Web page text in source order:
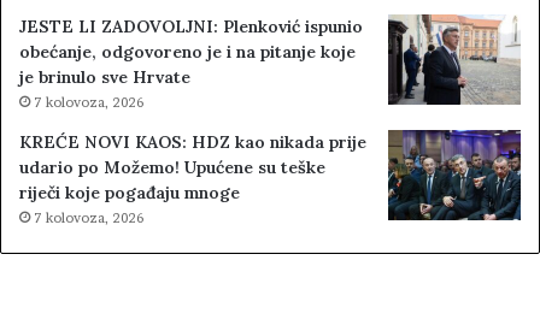
JESTE LI ZADOVOLJNI: Plenković ispunio
obećanje, odgovoreno je i na pitanje koje
je brinulo sve Hrvate
7 kolovoza, 2026
KREĆE NOVI KAOS: HDZ kao nikada prije
udario po Možemo! Upućene su teške
riječi koje pogađaju mnoge
7 kolovoza, 2026